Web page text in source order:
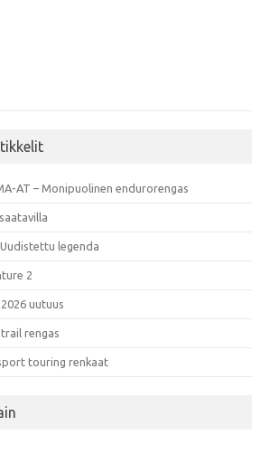
AT – Monipuolinen endurorengas
legenda
2
uutuus
rengas
touring renkaat